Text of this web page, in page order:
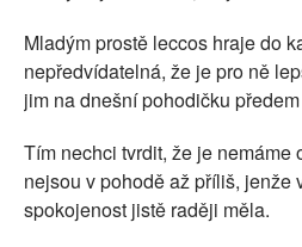
Mladým prostě leccos hraje do
nepředvídatelná, že je pro ně
jim na dnešní pohodičku
Tím nechci tvrdit, že je nemáme
nejsou v pohodě až příliš, jenže
spokojenost jistě raději měla.